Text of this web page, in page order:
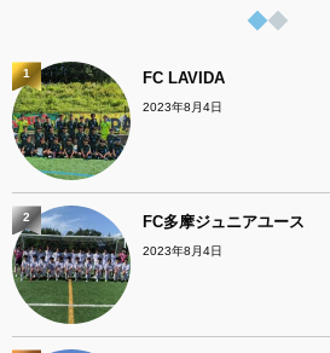
FC LAVIDA
2023年8月4日
1
FC多摩ジュニアユース
2023年8月4日
2